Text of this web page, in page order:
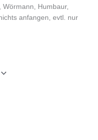
Humbaur,
anfangen, evtl. nur